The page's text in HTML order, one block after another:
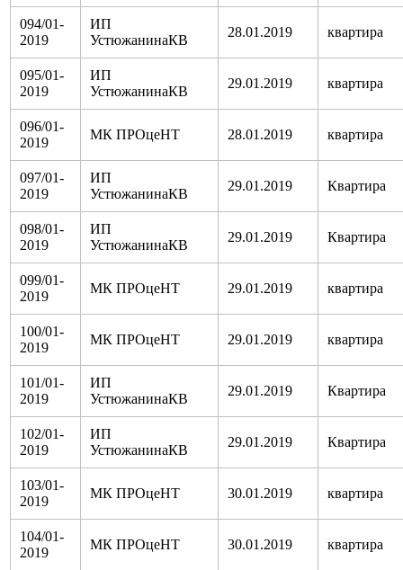
094/01-
2019
ИП
УстюжанинаКВ
28.01.2019 квартира
095/01-
2019
ИП
УстюжанинаКВ
29.01.2019 квартира
096/01-
2019
МК ПРОцеНТ 28.01.2019 квартира
097/01-
2019
ИП
УстюжанинаКВ
29.01.2019 Квартира
098/01-
2019
ИП
УстюжанинаКВ
29.01.2019 Квартира
099/01-
2019
МК ПРОцеНТ 29.01.2019 квартира
100/01-
2019
МК ПРОцеНТ 29.01.2019 квартира
101/01-
2019
ИП
УстюжанинаКВ
29.01.2019 Квартира
102/01-
2019
ИП
УстюжанинаКВ
29.01.2019 Квартира
103/01-
2019
МК ПРОцеНТ 30.01.2019 квартира
104/01-
2019
МК ПРОцеНТ 30.01.2019 квартира